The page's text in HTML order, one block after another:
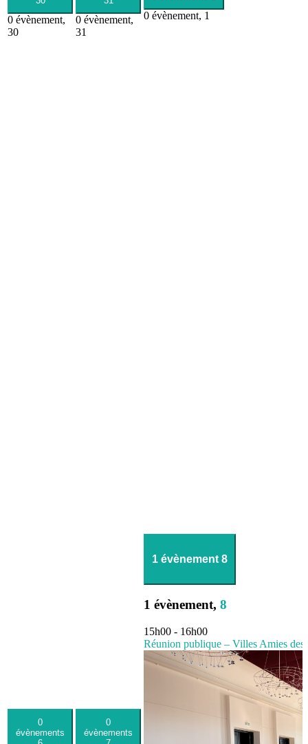
0 évènement,
30
0 évènement,
31
0 évènement, 1
0
évènements
0
évènements
1 évènement 8
1 évènement, 8
15h00 - 16h00
Réunion publique – Villes Amies des